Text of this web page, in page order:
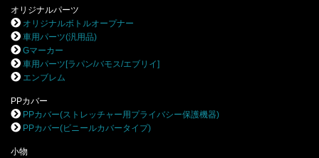
オリジナルパーツ
オリジナルボトルオープナー
車用パーツ(汎用品)
Gマーカー
車用パーツ[ラパン/バモス/エブリイ]
エンブレム
PPカバー
PPカバー(ストレッチャー用プライバシー保護機器)
PPカバー(ビニールカバータイプ)
小物